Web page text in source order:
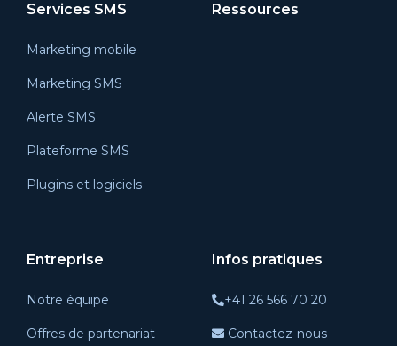
Services SMS
Marketing mobile
Marketing SMS
Alerte SMS
Plateforme SMS
Plugins et logiciels
Ressources
Entreprise
Notre équipe
Offres de partenariat
Infos pratiques
+41 26 566 70 20
Contactez-nous